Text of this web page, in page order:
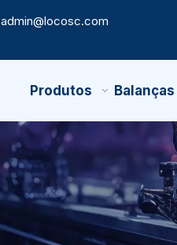
admin@locosc.com
Produtos Balanças